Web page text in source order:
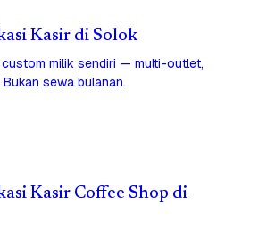
Kasir di Solok
custom milik sendiri — multi-outlet,
sewa bulanan.
Kasir Coffee Shop di